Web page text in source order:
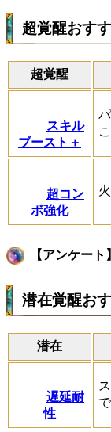
超覚醒おす
超覚醒
スキル
ブースト＋
超コン
ボ強化
【アンケー
潜在覚醒お
潜在
遅延耐
性